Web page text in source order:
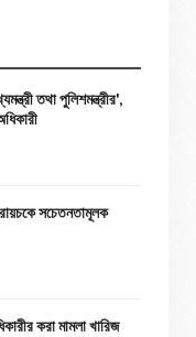
তথা পুলিশমন্ত্রীর',
সচেতনতামূলক
করা মামলা খারিজ